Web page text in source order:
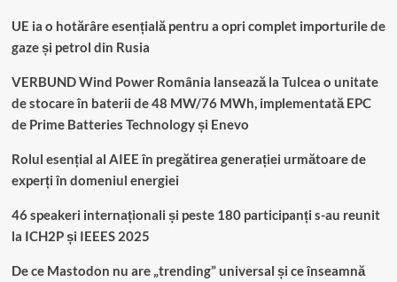
UE ia o hotărâre esențială pentru a opri complet importurile de
gaze și petrol din Rusia
VERBUND Wind Power România lansează la Tulcea o unitate
de stocare în baterii de 48 MW/76 MWh, implementată EPC
de Prime Batteries Technology și Enevo
Rolul esențial al AIEE în pregătirea generației următoare de
experți în domeniul energiei
46 speakeri internaționali și peste 180 participanți s-au reunit
la ICH2P și IEEES 2025
De ce Mastodon nu are „trending” universal și ce înseamnă